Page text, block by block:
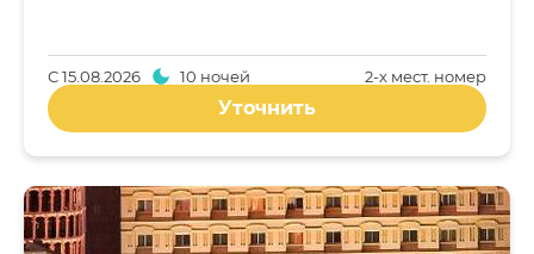
2-x мест. номер
С15.08.2026 10 ночей
Уточнить